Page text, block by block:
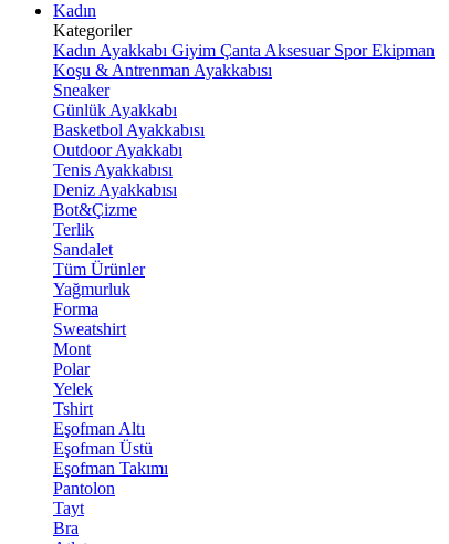
Kadın
Kategoriler
Kadın Ayakkabı Giyim Çanta Aksesuar Spor Ekipman
Koşu & Antrenman Ayakkabısı
Sneaker
Günlük Ayakkabı
Basketbol Ayakkabısı
Outdoor Ayakkabı
Tenis Ayakkabısı
Deniz Ayakkabısı
Bot&Çizme
Terlik
Sandalet
Tüm Ürünler
Yağmurluk
Forma
Sweatshirt
Mont
Polar
Yelek
Tshirt
Eşofman Altı
Eşofman Üstü
Eşofman Takımı
Pantolon
Tayt
Bra